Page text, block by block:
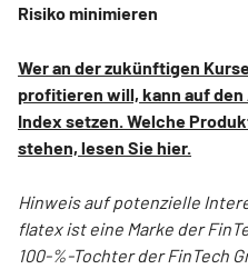
Risiko minimieren
Wer an der zukünftigen
profitieren will, kann auf den
Index setzen. Welche
stehen, lesen Sie hier.
Hinweis auf potenzielle
flatex ist eine Marke der
100-%-Tochter der FinTech